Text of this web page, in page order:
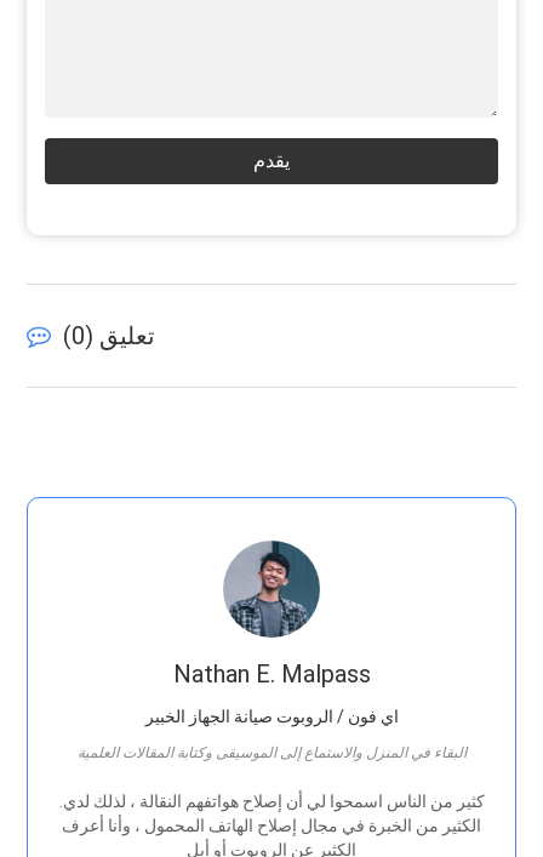
يقدم
تعليق ( 0
)
Nathan E. Malpass
اي فون / الروبوت صيانة الجهاز الخبير
البقاء في المنزل والاستماع إلى الموسيقى وكتابة المقالات العلمية
الكثير من الخبرة في مجال إصلاح الهاتف المحمول ، وأنا أعرف
الكثير عن الروبوت أو أبل